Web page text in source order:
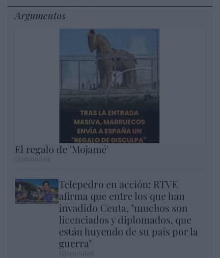
Argumentos
El regalo de 'Mojamé'
Telepedro en acción: RTVE
afirma que entre los que han
invadido Ceuta, "muchos son
licenciados y diplomados, que
están huyendo de su país por la
guerra"